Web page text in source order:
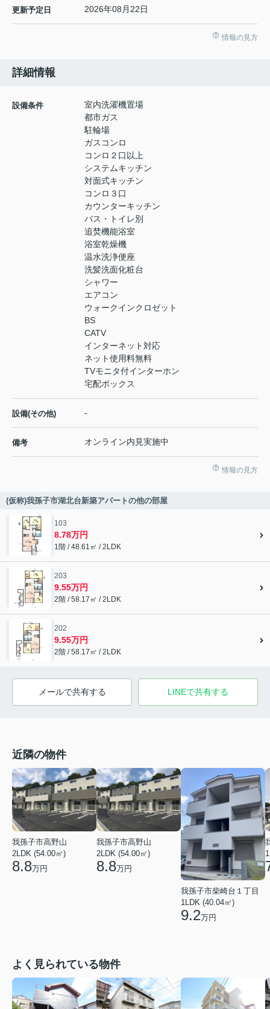
更新予定日 2026年08月22日
情報の見方
詳細情報
設備条件
室内洗濯機置場
都市ガス
駐輪場
ガスコンロ
コンロ２口以上
システムキッチン
対面式キッチン
コンロ３口
カウンターキッチン
バス・トイレ別
追焚機能浴室
浴室乾燥機
温水洗浄便座
洗髪洗面化粧台
シャワー
エアコン
ウォークインクロゼット
BS
CATV
インターネット対応
ネット使用料無料
TVモニタ付インターホン
宅配ボックス
設備(その他) -
備考 オンライン内見実施中
情報の見方
(仮称)我孫子市湖北台新築アパートの他の部屋
103
8.78万円
1階 / 48.61㎡ / 2LDK
203
9.55万円
2階 / 58.17㎡ / 2LDK
202
9.55万円
2階 / 58.17㎡ / 2LDK
メールで共有する LINEで共有する
近隣の物件
我孫子市高野山
2LDK (54.00㎡)
8.8万円
我孫子市高野山
2LDK (54.00㎡)
8.8万円
我孫子市柴崎台１丁目
1LDK (40.04㎡)
9.2万円
よく見られている物件